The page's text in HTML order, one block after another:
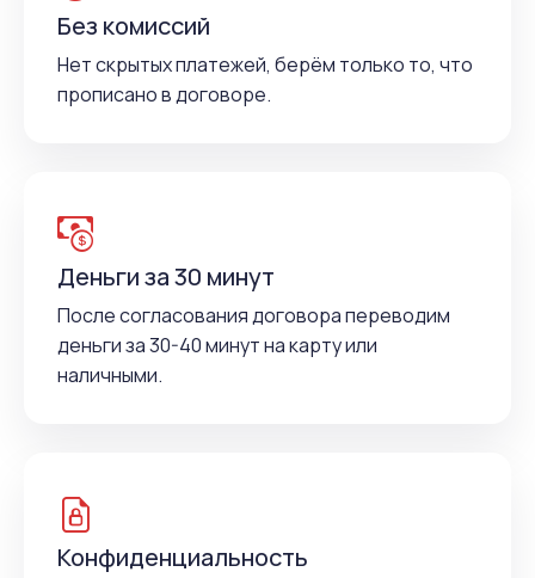
Без комиссий
Нет скрытых платежей, берём только то, что
прописано в договоре.
Деньги за 30 минут
После согласования договора переводим
деньги за 30-40 минут на карту или
наличными.
Конфиденциальность